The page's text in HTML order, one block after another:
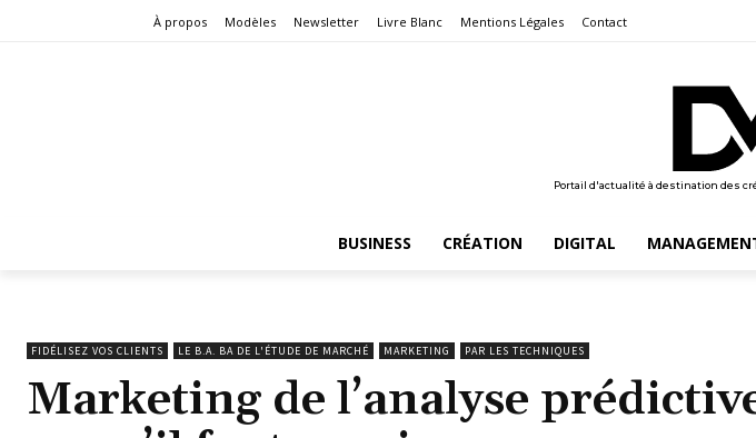
À propos Modèles Newsletter Livre Blanc Mentions Légales Contact
Portail d'actualité à destination des
BUSINESS CRÉATION DIGITAL
FIDÉLISEZ VOS CLIENTS LE B.A. BA DE L'ÉTUDE DE MARCHÉ MARKETING PAR LES TECHNIQUES
Marketing de l’analyse